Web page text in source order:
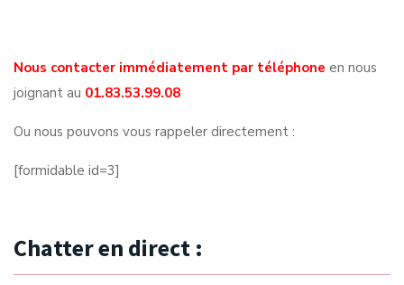
Nous contacter immédiatement par téléphone en nous
joignant au 01.83.53.99.08
Ou nous pouvons vous rappeler directement :
[formidable id=3]
Chatter en direct :